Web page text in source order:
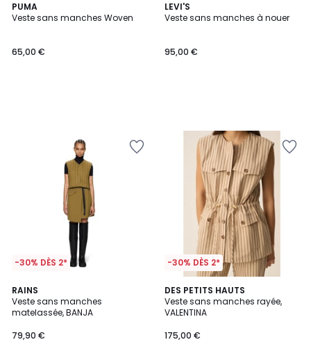
PUMA
Veste sans manches Woven
65,00 €
LEVI'S
Veste sans manches à nouer
95,00 €
-30% DÈS 2*
RAINS
Veste sans manches
matelassée, BANJA
79,90 €
-30% DÈS 2*
DES PETITS HAUTS
Veste sans manches rayée,
VALENTINA
175,00 €